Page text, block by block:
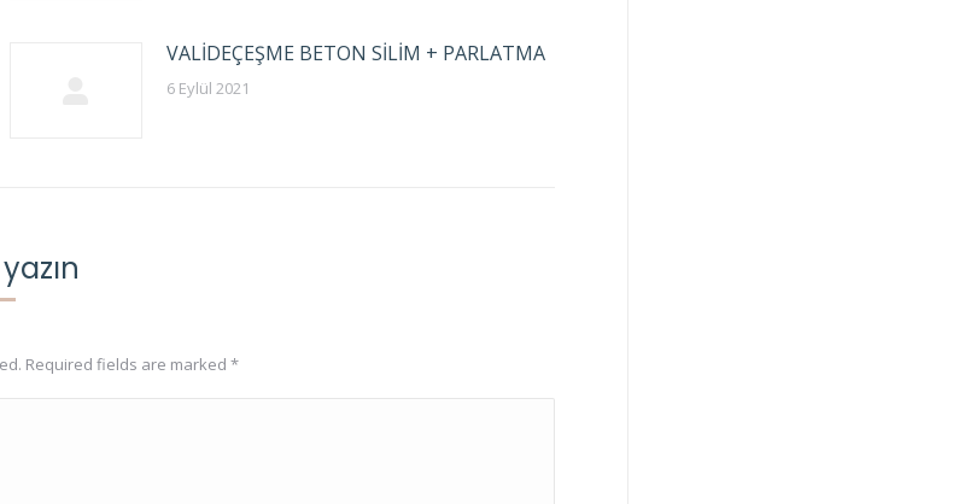
VALİDEÇEŞME BETON SİLİM + PARLATMA
6 Eylül 2021
Required fields are marked *